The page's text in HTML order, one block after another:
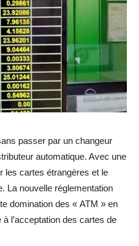
passer par un changeur
automatique. Avec une
les cartes étrangères et le
La nouvelle réglementation
domination des « ATM » en
l’acceptation des cartes de